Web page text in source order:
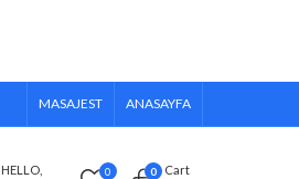
MASAJEST ANASAYFA
HELLO, 0 0 Cart